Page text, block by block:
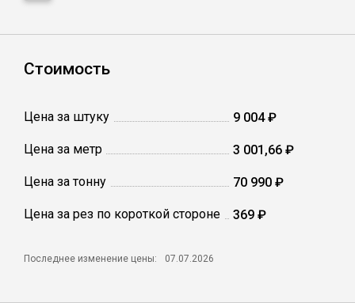
Сетка кладочная
Круги абразивные
Стоимость
Цена за штуку 9 004 ₽
Цена за метр 3 001,66 ₽
Цена за тонну 70 990 ₽
Цена за рез по короткой стороне 369 ₽
Последнее изменение цены: 07.07.2026